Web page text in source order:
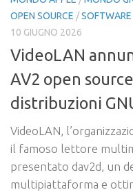
OPEN SOURCE /SOFTWARE
10 GIUGNO 2026
VideoLAN
AV2 open
distribuzioni
VideoLAN,
il famoso lettore
presentato dav2d, un
multipiattaforma e